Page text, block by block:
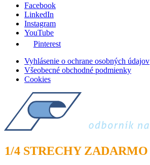
Facebook
LinkedIn
Instagram
YouTube
Pinterest
Vyhlásenie o ochrane osobných údajov
Všeobecné obchodné podmienky
Cookies
1/4 STRECHY ZADARMO